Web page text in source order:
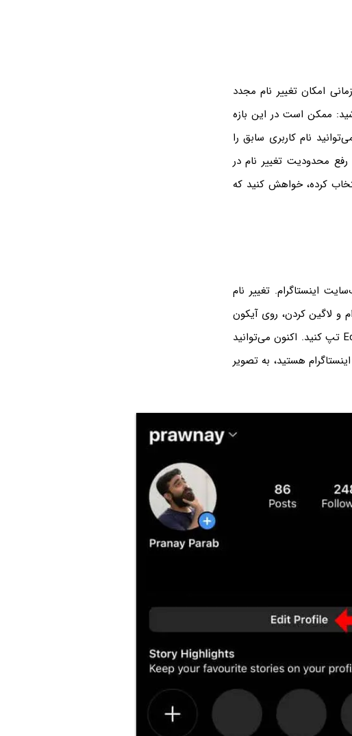
صبر کنید! در این بازه زمانی امکان تغییر نام مجدد
ممکن است در این بازه
نام کاربری سابق را
نباشد، رفع محدودیت تغییر نام در
کرده، خواهش کنید که
اینستاگرام. تغییر نام
و لاگین کردن، روی آیکون
پروفایل در گوشه‌ی پایین صفحه تپ کنید و در صفحه پروفایل نیز روی Edit Profile تپ کنید. اکنون می‌توانید
هستید، به تصویر